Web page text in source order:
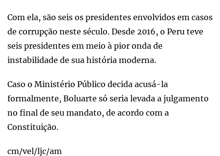
Com ela, são seis os presidentes envolvidos em casos
de corrupção neste século. Desde 2016, o Peru teve
seis presidentes em meio à pior onda de
instabilidade de sua história moderna.
Caso o Ministério Público decida acusá-la
formalmente, Boluarte só seria levada a julgamento
no final de seu mandato, de acordo com a
Constituição.
cm/vel/ljc/am